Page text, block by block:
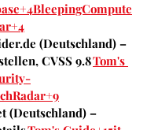
(Deutschland) –
CVSS 9.8 Tom's
(Deutschland) –